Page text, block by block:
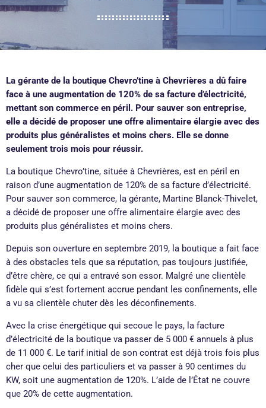
La gérante de la boutique Chevro’tine à Chevrières a dû faire
face à une augmentation de 120% de sa facture d’électricité,
mettant son commerce en péril. Pour sauver son entreprise,
elle a décidé de proposer une offre alimentaire élargie avec des
produits plus généralistes et moins chers. Elle se donne
seulement trois mois pour réussir.
La boutique Chevro’tine, située à Chevrières, est en péril en
raison d’une augmentation de 120% de sa facture d’électricité.
Pour sauver son commerce, la gérante, Martine Blanck-Thivelet,
a décidé de proposer une offre alimentaire élargie avec des
produits plus généralistes et moins chers.
Depuis son ouverture en septembre 2019, la boutique a fait face
à des obstacles tels que sa réputation, pas toujours justifiée,
d’être chère, ce qui a entravé son essor. Malgré une clientèle
fidèle qui s’est fortement accrue pendant les confinements, elle
a vu sa clientèle chuter dès les déconfinements.
Avec la crise énergétique qui secoue le pays, la facture
d’électricité de la boutique va passer de 5 000 € annuels à plus
de 11 000 €. Le tarif initial de son contrat est déjà trois fois plus
cher que celui des particuliers et va passer à 90 centimes du
KW, soit une augmentation de 120%. L’aide de l’État ne couvre
que 20% de cette augmentation.